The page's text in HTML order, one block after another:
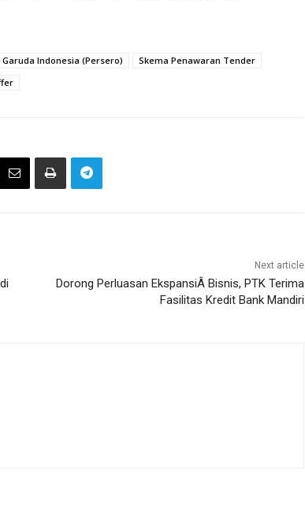
Garuda Indonesia (Persero)
Skema Penawaran Tender
Next article
Dorong Perluasan EkspansiÂ Bisnis, PTK Terima
Fasilitas Kredit Bank Mandiri